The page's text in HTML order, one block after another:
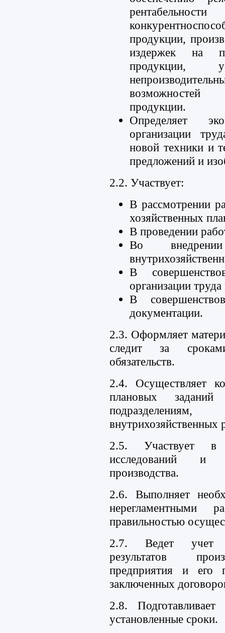
продукции,
издержек на
продукции,
возможностей
продукции.
Определяет
организации
новой техники и
предложений и
2.2. Участвует:
В рассмотрении
хозяйственных
В проведении
Во
В
организации
В
документации.
2.3. Оформляет
следит за
обязательств.
2.4. Осуществляет
плановых
внутрихозяйственных
2.5. Участвует в
исследований и
производства.
2.6. Выполняет
нерегламентными
правильностью
2.7. Ведет учет
результатов
предприятия и его
заключенных
2.8.
установленные сроки.